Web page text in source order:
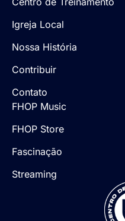
Igreja Local
Nossa História
Contribuir
Contato
FHOP Music
FHOP Store
Fascinação
Streaming